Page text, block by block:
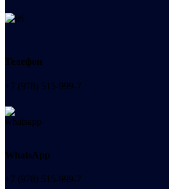
Телефон
+7 (978) 515-999-7
WhatsApp
+7 (978) 515-999-7